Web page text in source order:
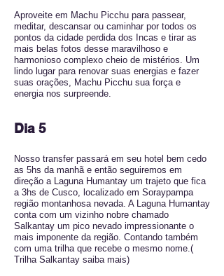
Aproveite em Machu Picchu para passear,
meditar, descansar ou caminhar por todos os
pontos da cidade perdida dos Incas e tirar as
mais belas fotos desse maravilhoso e
harmonioso complexo cheio de mistérios. Um
lindo lugar para renovar suas energias e fazer
suas orações, Machu Picchu sua força e
energia nos surpreende.
Dia 5
Nosso transfer passará em seu hotel bem cedo
as 5hs da manhã e então seguiremos em
direção a Laguna Humantay um trajeto que fica
a 3hs de Cusco, localizado em Soraypampa
região montanhosa nevada. A Laguna Humantay
conta com um vizinho nobre chamado
Salkantay um pico nevado impressionante o
mais imponente da região. Contando também
com uma trilha que recebe o mesmo nome.(
Trilha Salkantay saiba mais)